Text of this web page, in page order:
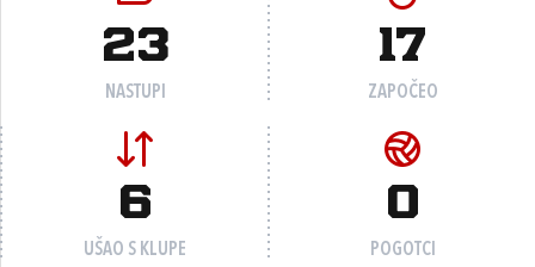
23
NASTUPI
17
ZAPOČEO
6
UŠAO S KLUPE
0
POGOTCI